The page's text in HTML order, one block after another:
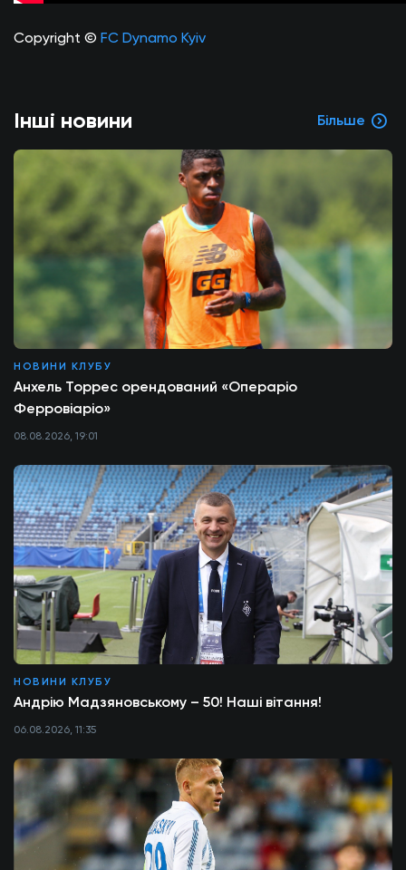
Copyright © FC Dynamo Kyiv
Інші новини Більше
НОВИНИ КЛУБУ
Анхель Торрес орендований «Операріо
Ферровіаріо»
08.08.2026, 19:01
НОВИНИ КЛУБУ
Андрію Мадзяновському – 50! Наші вітання!
06.08.2026, 11:35